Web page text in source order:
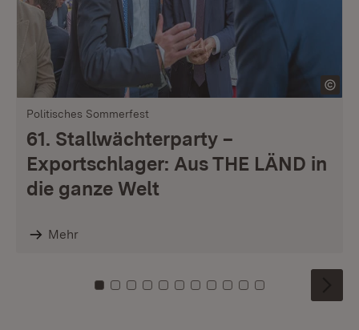
Politisches Sommerfest
61. Stallwächterparty –
Exportschlager: Aus THE LÄND in
die ganze Welt
Mehr
Zu Kachel: 0
Zu Kachel: 1
Zu Kachel: 2
Zu Kachel: 3
Zu Kachel: 4
Zu Kachel: 5
Zu Kachel: 6
Zu Kachel: 7
Zu Kachel: 8
Zu Kachel: 9
Zu Kachel: 10